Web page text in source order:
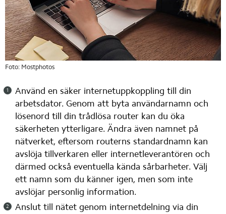
Foto: Mostphotos
Använd en säker internetuppkoppling till din
arbetsdator. Genom att byta användarnamn och
lösenord till din trådlösa router kan du öka
säkerheten ytterligare. Ändra även namnet på
nätverket, eftersom routerns standardnamn kan
avslöja tillverkaren eller internetleverantören och
därmed också eventuella kända sårbarheter. Välj
ett namn som du känner igen, men som inte
avslöjar personlig information.
Anslut till nätet genom internetdelning via din